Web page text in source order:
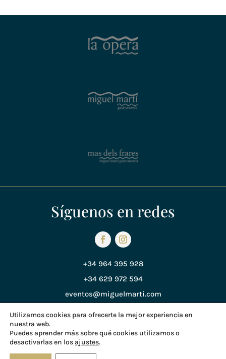
Síguenos en redes
+34 964 395 928
+34 629 972 594
eventos@miguelmarti.com
Política de Privacidad
Política de Cookies
Utilizamos cookies para ofrecerte la mejor experiencia en
nuestra web.
Puedes aprender más sobre qué cookies utilizamos o
desactivarlas en losajustes.